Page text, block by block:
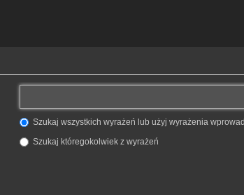
Szukaj wszystkich wyrażeń lub użyj wyrażenia
Szukaj któregokolwiek z wyrażeń